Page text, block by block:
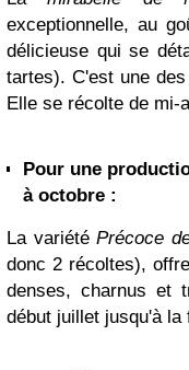
exceptionnelle, au
délicieuse qui se
tartes). C'est une
Elle se récolte de mi-
Pour une
à octobre :
La variétéPrécoce
donc 2 récoltes),
denses, charnus et
début juillet jusqu'à la